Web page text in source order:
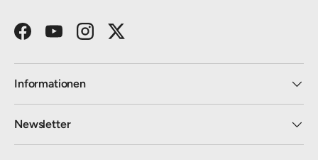
FacebookYouTubeInstagramTwitter
Informationen
Newsletter